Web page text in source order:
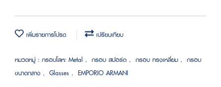
เพิ่มรายการโปรด เปรียบเทียบ
หมวดหมู่ : กรอบโลหะ Metal , กรอบ สปอร์ต , กรอบ ทรงเหลี่ยม , กรอบ
ขนาดกลาง , Glasses , EMPORIO ARMANI